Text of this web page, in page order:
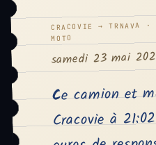
CRACOVIE → TRNAVA
MOTO
samedi 23 mai
Ce camion et
Cracovie à